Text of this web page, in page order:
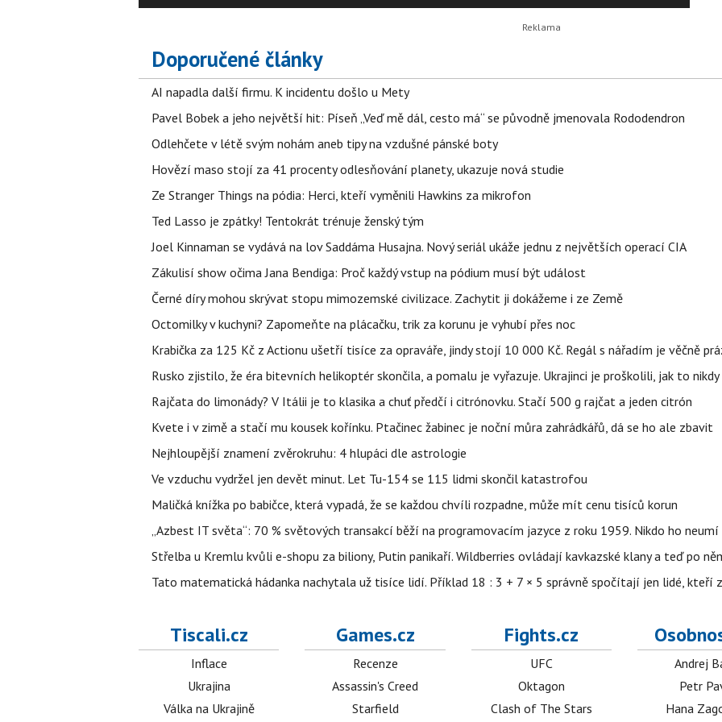
Doporučené články
AI napadla další firmu. K incidentu došlo u Mety
Pavel Bobek a jeho největší hit: Píseň „Veď mě dál, cesto má“ se původně jmenovala Rododendron
Odlehčete v létě svým nohám aneb tipy na vzdušné pánské boty
Hovězí maso stojí za 41 procenty odlesňování planety, ukazuje nová studie
Ze Stranger Things na pódia: Herci, kteří vyměnili Hawkins za mikrofon
Ted Lasso je zpátky! Tentokrát trénuje ženský tým
Joel Kinnaman se vydává na lov Saddáma Husajna. Nový seriál ukáže jednu z největších operací CIA
Zákulisí show očima Jana Bendiga: Proč každý vstup na pódium musí být událost
Černé díry mohou skrývat stopu mimozemské civilizace. Zachytit ji dokážeme i ze Země
Octomilky v kuchyni? Zapomeňte na plácačku, trik za korunu je vyhubí přes noc
Krabička za 125 Kč z Actionu ušetří tisíce za opraváře, jindy stojí 10 000 Kč. Regál s nářadím je věčně
Rusko zjistilo, že éra bitevních helikoptér skončila, a pomalu je vyřazuje. Ukrajinci je proškolili, jak to nikdy
Rajčata do limonády? V Itálii je to klasika a chuť předčí i citrónovku. Stačí 500 g rajčat a jeden citrón
Kvete i v zimě a stačí mu kousek kořínku. Ptačinec žabinec je noční můra zahrádkářů, dá se ho ale zbavit
Nejhloupější znamení zvěrokruhu: 4 hlupáci dle astrologie
Ve vzduchu vydržel jen devět minut. Let Tu-154 se 115 lidmi skončil katastrofou
Maličká knížka po babičce, která vypadá, že se každou chvíli rozpadne, může mít cenu tisíců korun
„Azbest IT světa“: 70 % světových transakcí běží na programovacím jazyce z roku 1959. Nikdo ho
Střelba u Kremlu kvůli e-shopu za biliony, Putin panikaří. Wildberries ovládají kavkazské klany a teď po
Tato matematická hádanka nachytala už tisíce lidí. Příklad 18 : 3 + 7 × 5 správně spočítají jen lidé, kteří
Tiscali.cz
Inflace
Ukrajina
Válka na Ukrajině
Games.cz
Recenze
Assassin's Creed
Starfield
Fights.cz
UFC
Oktagon
Clash of The Stars
Andrej
Petr
Hana